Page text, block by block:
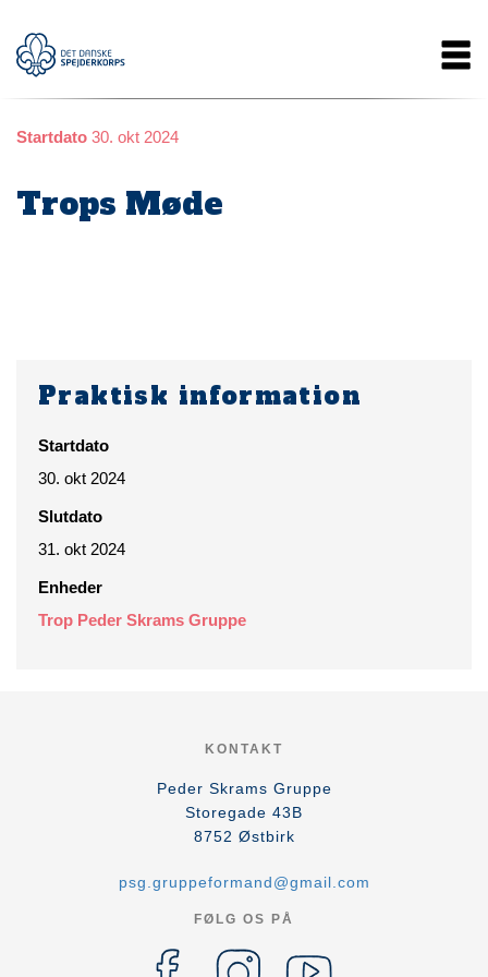
hovedindhold
Main
navigation
Startdato 30. okt 2024
Trops Møde
Praktisk information
Startdato
30. okt 2024
Slutdato
31. okt 2024
Enheder
Trop Peder Skrams Gruppe
KONTAKT
Peder Skrams Gruppe
Storegade 43B
8752 Østbirk
psg.gruppeformand@gmail.com
FØLG OS PÅ